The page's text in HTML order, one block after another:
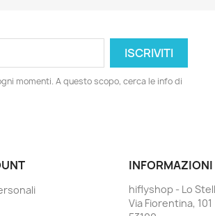
momenti. A questo scopo, cerca le info di
hiflyshop - Lo
Via Fiorentina, 101